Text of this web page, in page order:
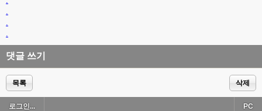
댓글 쓰기
목록 삭제
로그인... PC